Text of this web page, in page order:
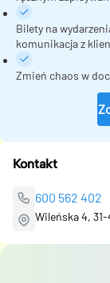
Bilety na
komunikacja z
Zmień chaos w
Kontakt
600 562 402
Wileńska 4,